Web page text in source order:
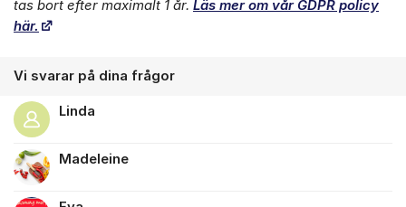
tas bort efter maximalt 1 år. Läs mer om vår GDPR policy
här.
Vi svarar på dina frågor
Linda
Madeleine